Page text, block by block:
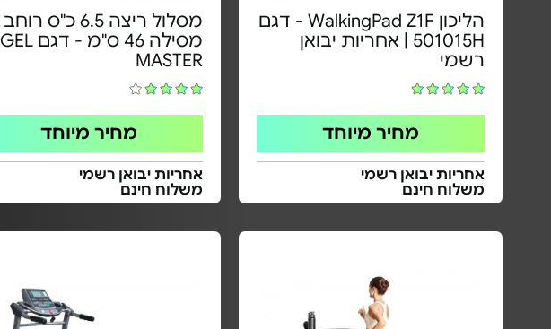
הליכון WalkingPad Z1F - דגם
501015H | אחריות יבואן
רשמי
מחיר מיוחד
אחריות יבואן רשמי
משלוח חינם
מסלול ריצה 6.5 כ"ס רוחב
מסילה 46 ס"מ - דגם GEL
MASTER
מחיר מיוחד
אחריות יבואן רשמי
משלוח חינם